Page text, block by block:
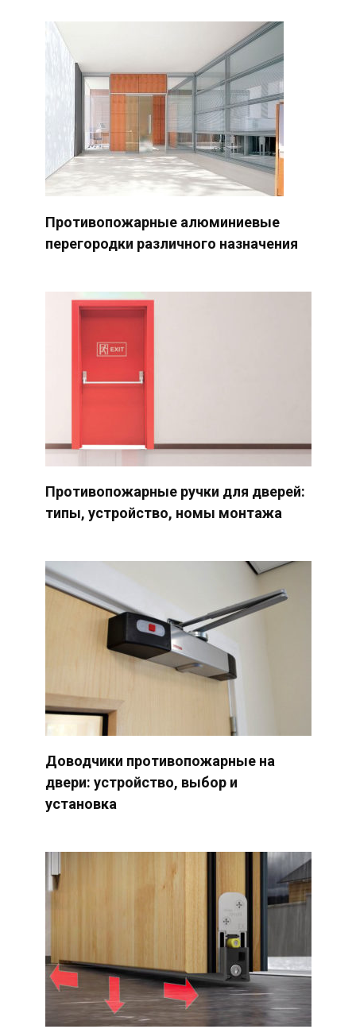
Противопожарные алюминиевые
перегородки различного назначения
Противопожарные ручки для дверей:
типы, устройство, номы монтажа
Доводчики противопожарные на
двери: устройство, выбор и
установка